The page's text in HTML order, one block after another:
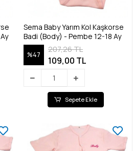
24 Ay
Sema Baby Yarım Kol Kaşkorse
Badi (Body) - Pembe 12-18 Ay
%47
207,26 TL
109,00 TL
Sepete Ekle